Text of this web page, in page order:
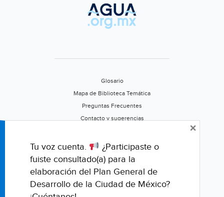
Glosario
Mapa de Biblioteca Temática
Preguntas Frecuentes
Contacto y sugerencias
Califica este portal
Tu voz cuenta.
¿Participaste o
fuiste consultado(a) para la
elaboración del Plan General de
Desarrollo de la Ciudad de México?
×